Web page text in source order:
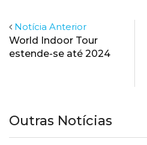
Notícia Anterior
World Indoor Tour
estende-se até 2024
Outras Notícias